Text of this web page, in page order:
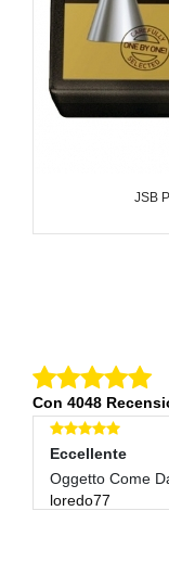
JSB
Con 4048
Eccellente
Oggetto Come
loredo77